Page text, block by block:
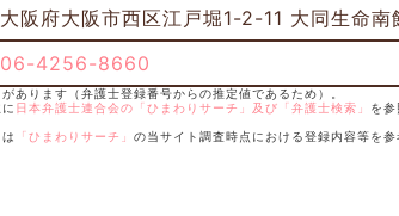
大阪府大阪市西区江戸堀1-2-11 大同生命南
06-4256-8660
あります（弁護士登録番号からの推定値であるため）。
日本弁護士連合会の「ひまわりサーチ」及び「弁護士検索」 を
「ひまわりサーチ」 の当サイト調査時点における登録内容等を参